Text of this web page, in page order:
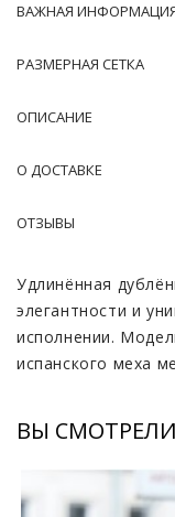
ВАЖНАЯ
РАЗМЕРНАЯ СЕТКА
ОПИСАНИЕ
О ДОСТАВКЕ
ОТЗЫВЫ
Удлинённая
элегантности и
исполнении.
испанского меха
волокнам мех
терморегуляции
холодные зимние
ВЫ СМОТРЕЛИ